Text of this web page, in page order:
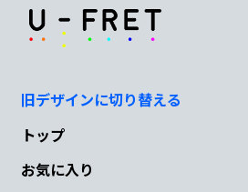
旧デザインに切り替える
トップ
お気に入り